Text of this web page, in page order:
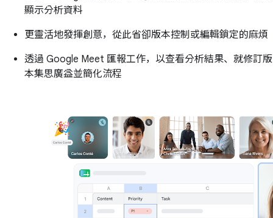
顯示分析資料
更靈活地發揮創意，從此省卻版本控制或編輯鎖定的麻煩
透過 Google Meet 匯報工作，以查看分析結果、就修訂版
本集思廣益並簡化流程